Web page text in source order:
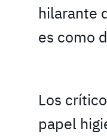
hilarante
es como
Los
papel